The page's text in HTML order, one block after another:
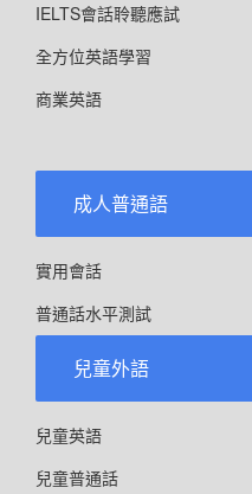
IELTS會話聆聽應試
全方位英語學習
商業英語
成人普通語
實用會話
普通話水平測試
兒童外語
兒童英語
兒童普通話